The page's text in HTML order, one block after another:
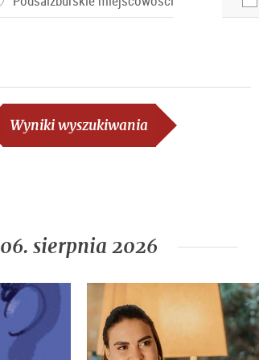
Wyniki wyszukiwania
06. sierpnia 2026